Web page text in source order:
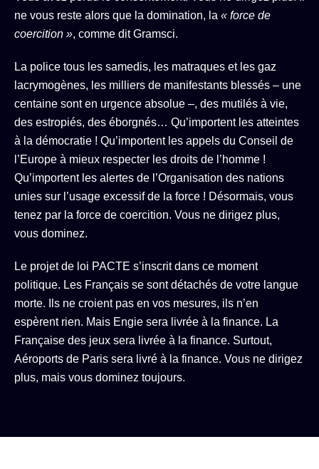
ne vous reste alors que la domination, la « force de
coercition », comme dit Gramsci.
La police tous les samedis, les matraques et les gaz
lacrymogènes, les milliers de manifestants blessés – une
centaine sont en urgence absolue –, des mutilés à vie,
des estropiés, des éborgnés… Qu’importent les atteintes
à la démocratie ! Qu’importent les appels du Conseil de
l’Europe à mieux respecter les droits de l’homme !
Qu’importent les alertes de l’Organisation des nations
unies sur l’usage excessif de la force ! Désormais, vous
tenez par la force de coercition. Vous ne dirigez plus,
vous dominez.
Le projet de loi PACTE s’inscrit dans ce moment
politique. Les Français se sont détachés de votre langue
morte. Ils ne croient pas en vos mesures, ils n’en
espèrent rien. Mais Engie sera livrée à la finance. La
Française des jeux sera livrée à la finance. Surtout,
Aéroports de Paris sera livré à la finance. Vous ne dirigez
plus, mais vous dominez toujours.